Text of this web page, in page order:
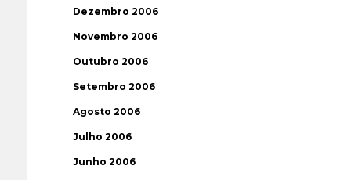
Dezembro 2006
Novembro 2006
Outubro 2006
Setembro 2006
Agosto 2006
Julho 2006
Junho 2006